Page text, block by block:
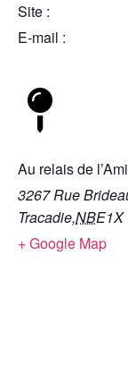
Site :
E-mail :
Au relais de
3267 Rue
Tracadie,NBE1X
+ Google Map